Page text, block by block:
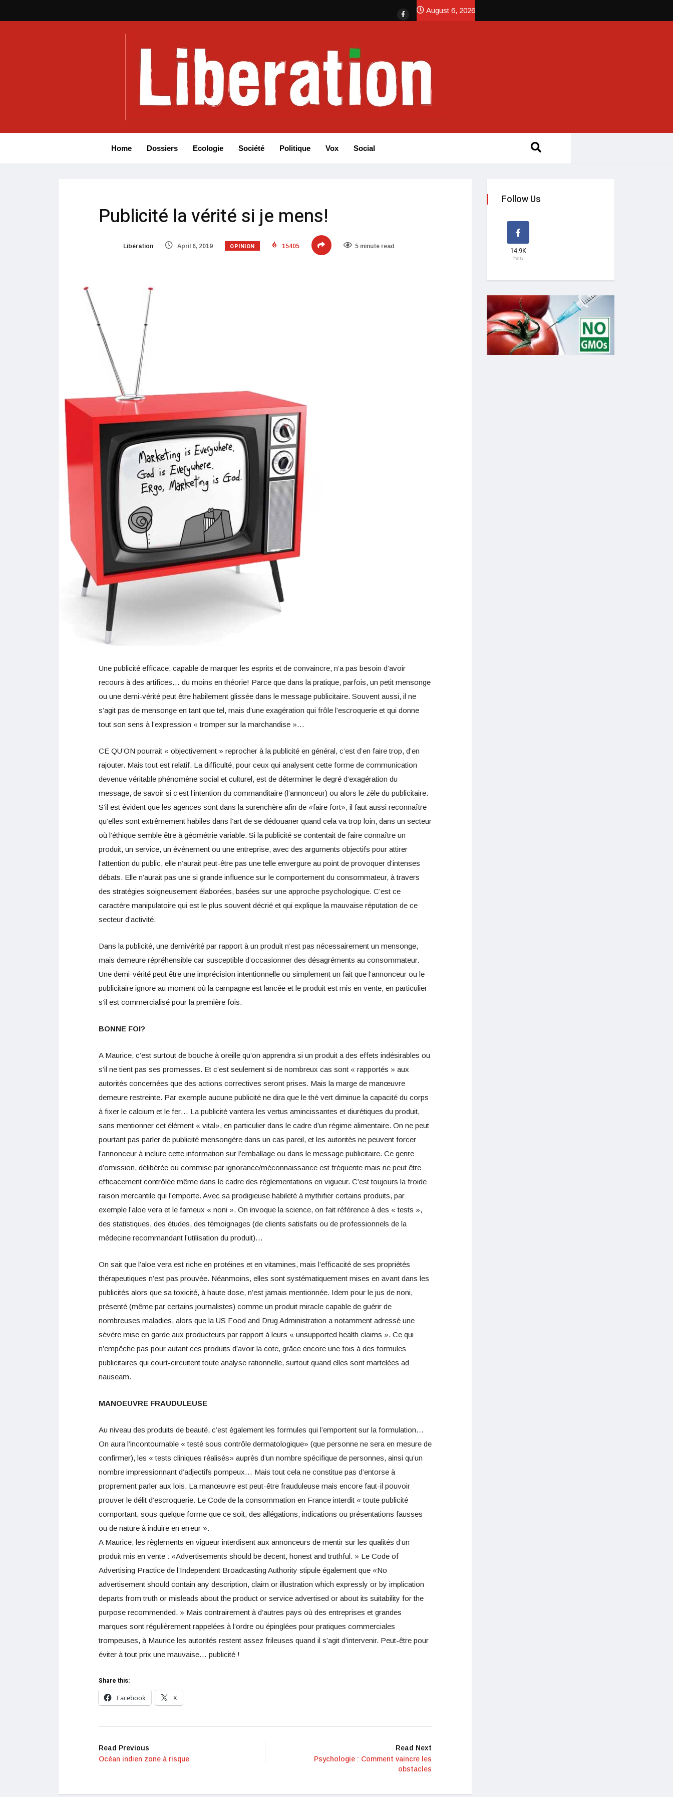
August 6, 2026
Home Dossiers Ecologie Société Politique Vox Social
Publicité la vérité si je mens!
Libération April 6, 2019 OPINION 15405 5 minute read
Une publicité efficace, capable de marquer les esprits et de convaincre, n’a pas besoin d’avoir
recours à des artifices… du moins en théorie! Parce que dans la pratique, parfois, un petit mensonge
ou une demi-vérité peut être habilement glissée dans le message publicitaire. Souvent aussi, il ne
s’agit pas de mensonge en tant que tel, mais d’une exagération qui frôle l’escroquerie et qui donne
tout son sens à l’expression « tromper sur la marchandise »…
CE QU’ON pourrait « objectivement » reprocher à la publicité en général, c’est d’en faire trop, d’en
rajouter. Mais tout est relatif. La difficulté, pour ceux qui analysent cette forme de communication
devenue véritable phénomène social et culturel, est de déterminer le degré d’exagération du
message, de savoir si c’est l’intention du commanditaire (l’annonceur) ou alors le zèle du publicitaire.
S’il est évident que les agences sont dans la surenchère afin de «faire fort», il faut aussi reconnaître
qu’elles sont extrêmement habiles dans l’art de se dédouaner quand cela va trop loin, dans un secteur
où l’éthique semble être à géométrie variable. Si la publicité se contentait de faire connaître un
produit, un service, un événement ou une entreprise, avec des arguments objectifs pour attirer
l’attention du public, elle n’aurait peut-être pas une telle envergure au point de provoquer d’intenses
débats. Elle n’aurait pas une si grande influence sur le comportement du consommateur, à travers
des stratégies soigneusement élaborées, basées sur une approche psychologique. C’est ce
caractère manipulatoire qui est le plus souvent décrié et qui explique la mauvaise réputation de ce
secteur d’activité.
Dans la publicité, une demivérité par rapport à un produit n’est pas nécessairement un mensonge,
mais demeure répréhensible car susceptible d’occasionner des désagréments au consommateur.
Une demi-vérité peut être une imprécision intentionnelle ou simplement un fait que l’annonceur ou le
publicitaire ignore au moment où la campagne est lancée et le produit est mis en vente, en particulier
s’il est commercialisé pour la première fois.
BONNE FOI?
A Maurice, c’est surtout de bouche à oreille qu’on apprendra si un produit a des effets indésirables ou
s’il ne tient pas ses promesses. Et c’est seulement si de nombreux cas sont « rapportés » aux
autorités concernées que des actions correctives seront prises. Mais la marge de manœuvre
demeure restreinte. Par exemple aucune publicité ne dira que le thé vert diminue la capacité du corps
à fixer le calcium et le fer… La publicité vantera les vertus amincissantes et diurétiques du produit,
sans mentionner cet élément « vital», en particulier dans le cadre d’un régime alimentaire. On ne peut
pourtant pas parler de publicité mensongère dans un cas pareil, et les autorités ne peuvent forcer
l’annonceur à inclure cette information sur l’emballage ou dans le message publicitaire. Ce genre
d’omission, délibérée ou commise par ignorance/méconnaissance est fréquente mais ne peut être
efficacement contrôlée même dans le cadre des règlementations en vigueur. C’est toujours la froide
raison mercantile qui l’emporte. Avec sa prodigieuse habileté à mythifier certains produits, par
exemple l’aloe vera et le fameux « noni ». On invoque la science, on fait référence à des « tests »,
des statistiques, des études, des témoignages (de clients satisfaits ou de professionnels de la
médecine recommandant l’utilisation du produit)…
On sait que l’aloe vera est riche en protéines et en vitamines, mais l’efficacité de ses propriétés
thérapeutiques n’est pas prouvée. Néanmoins, elles sont systématiquement mises en avant dans les
publicités alors que sa toxicité, à haute dose, n’est jamais mentionnée. Idem pour le jus de noni,
présenté (même par certains journalistes) comme un produit miracle capable de guérir de
nombreuses maladies, alors que la US Food and Drug Administration a notamment adressé une
sévère mise en garde aux producteurs par rapport à leurs « unsupported health claims ». Ce qui
n’empêche pas pour autant ces produits d’avoir la cote, grâce encore une fois à des formules
publicitaires qui court-circuitent toute analyse rationnelle, surtout quand elles sont martelées ad
nauseam.
MANOEUVRE FRAUDULEUSE
Au niveau des produits de beauté, c’est également les formules qui l’emportent sur la formulation…
On aura l’incontournable « testé sous contrôle dermatologique» (que personne ne sera en mesure de
confirmer), les « tests cliniques réalisés» auprès d’un nombre spécifique de personnes, ainsi qu’un
nombre impressionnant d’adjectifs pompeux… Mais tout cela ne constitue pas d’entorse à
proprement parler aux lois. La manœuvre est peut-être frauduleuse mais encore faut-il pouvoir
prouver le délit d’escroquerie. Le Code de la consommation en France interdit « toute publicité
comportant, sous quelque forme que ce soit, des allégations, indications ou présentations fausses
ou de nature à induire en erreur ».
A Maurice, les règlements en vigueur interdisent aux annonceurs de mentir sur les qualités d’un
produit mis en vente : «Advertisements should be decent, honest and truthful. » Le Code of
Advertising Practice de l’Independent Broadcasting Authority stipule également que «No
advertisement should contain any description, claim or illustration which expressly or by implication
departs from truth or misleads about the product or service advertised or about its suitability for the
purpose recommended. » Mais contrairement à d’autres pays où des entreprises et grandes
marques sont régulièrement rappelées à l’ordre ou épinglées pour pratiques commerciales
trompeuses, à Maurice les autorités restent assez frileuses quand il s’agit d’intervenir. Peut-être pour
éviter à tout prix une mauvaise… publicité !
Share this:
Facebook
X
Read Previous
Océan indien zone à risque
Read Next
Psychologie : Comment vaincre les
obstacles
Follow Us
14.9K
Fans